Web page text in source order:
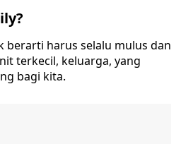
berarti harus selalu mulus dan
terkecil, keluarga, yang
bagi kita.